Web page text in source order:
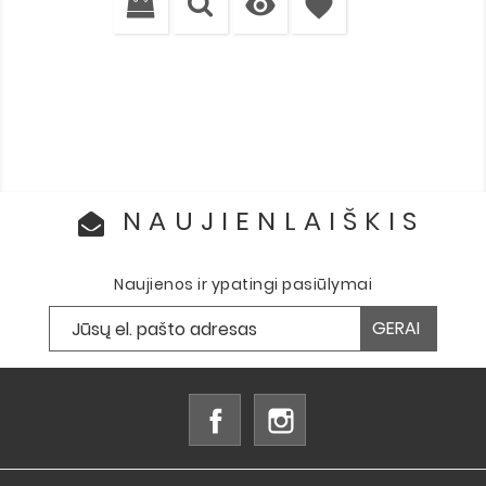
favorite
NAUJIENLAIŠKIS
Naujienos ir ypatingi pasiūlymai
Facebook